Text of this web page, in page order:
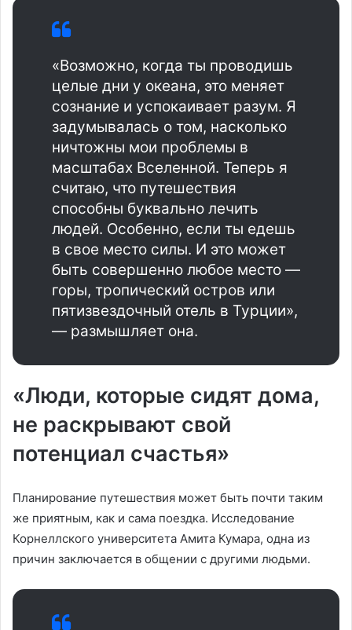
«Возможно, когда ты проводишь
целые дни у океана, это меняет
сознание и успокаивает разум. Я
задумывалась о том, насколько
ничтожны мои проблемы в
масштабах Вселенной. Теперь я
считаю, что путешествия
способны буквально лечить
людей. Особенно, если ты едешь
в свое место силы. И это может
быть совершенно любое место —
горы, тропический остров или
пятизвездочный отель в Турции»,
— размышляет она.
«Люди, которые сидят дома,
не раскрывают свой
потенциал счастья»
Планирование путешествия может быть почти таким
же приятным, как и сама поездка. Исследование
Корнеллского университета Амита Кумара, одна из
причин заключается в общении с другими людьми.